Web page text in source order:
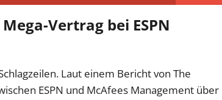
Vertrag bei ESPN
Laut einem Bericht von The
ESPN und McAfees Management über